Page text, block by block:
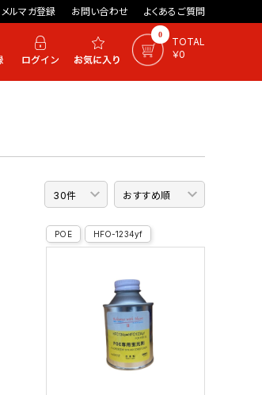
メルマガ登録 お問い合わせ よくあるご質問
0
TOTAL
￥0
POE HFO-1234yf